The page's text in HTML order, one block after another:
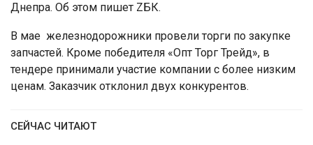
Днепра. Об этом пишет ZБК.
В мае железнодорожники провели торги по закупке
запчастей. Кроме победителя «Опт Торг Трейд», в
тендере принимали участие компании с более низким
ценам. Заказчик отклонил двух конкурентов.
СЕЙЧАС ЧИТАЮТ